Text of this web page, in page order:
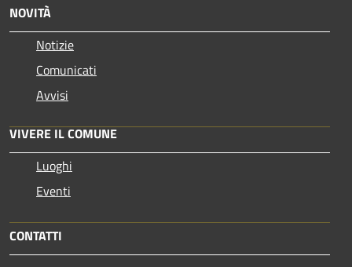
NOVITÀ
Notizie
Comunicati
Avvisi
VIVERE IL COMUNE
Luoghi
Eventi
CONTATTI